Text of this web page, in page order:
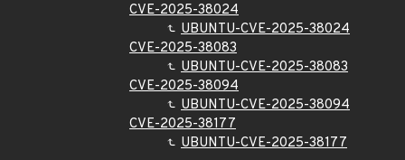
CVE-2025-38024
UBUNTU-CVE-2025-38024
CVE-2025-38083
UBUNTU-CVE-2025-38083
CVE-2025-38094
UBUNTU-CVE-2025-38094
CVE-2025-38177
UBUNTU-CVE-2025-38177